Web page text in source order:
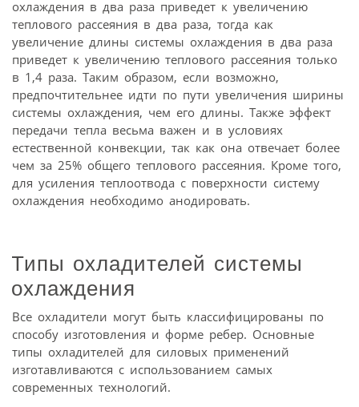
охлаждения в два раза приведет к увеличению
теплового рассеяния в два раза, тогда как
увеличение длины системы охлаждения в два раза
приведет к увеличению теплового рассеяния только
в 1,4 раза. Таким образом, если возможно,
предпочтительнее идти по пути увеличения ширины
системы охлаждения, чем его длины. Также эффект
передачи тепла весьма важен и в условиях
естественной конвекции, так как она отвечает более
чем за 25% общего теплового рассеяния. Кроме того,
для усиления теплоотвода с поверхности систему
охлаждения необходимо анодировать.
Типы охладителей системы
охлаждения
Все охладители могут быть классифицированы по
способу изготовления и форме ребер. Основные
типы охладителей для силовых применений
изготавливаются с использованием самых
современных технологий.